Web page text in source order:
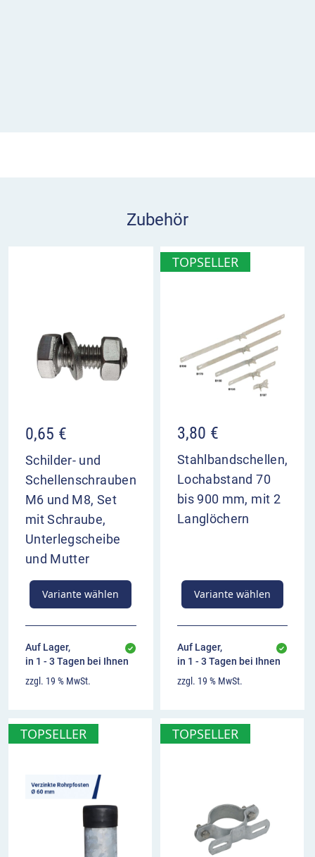
Zubehör
0,65 €
Schilder- und
Schellenschrauben
M6 und M8, Set
mit Schraube,
Unterlegscheibe
und Mutter
Variante wählen
Auf Lager,
in 1 - 3 Tagen bei Ihnen
zzgl. 19 % MwSt.
TOPSELLER
3,80 €
Stahlbandschellen,
Lochabstand 70
bis 900 mm, mit 2
Langlöchern
Variante wählen
Auf Lager,
in 1 - 3 Tagen bei Ihnen
zzgl. 19 % MwSt.
TOPSELLER TOPSELLER